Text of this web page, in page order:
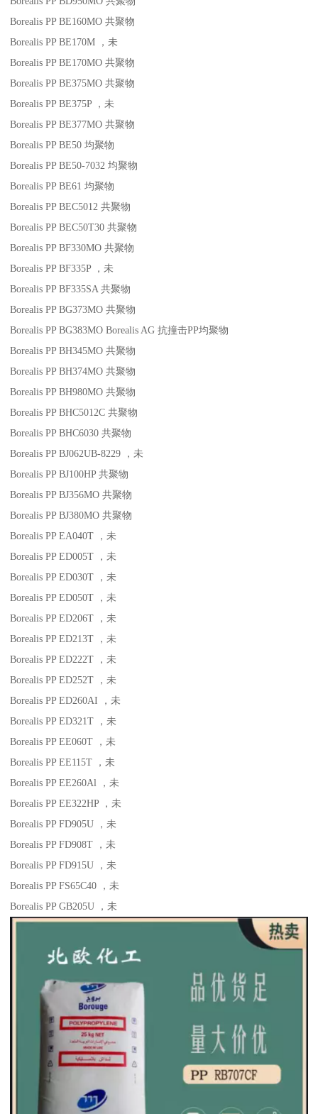
Borealis PP BE160MO 共聚物
Borealis PP BE170M
，未
Borealis PP BE170MO 共聚物
Borealis PP BE375MO 共聚物
Borealis PP BE375P
，未
Borealis PP BE377MO 共聚物
Borealis PP BE50 均聚物
Borealis PP BE50-7032 均聚物
Borealis PP BE61 均聚物
Borealis PP BEC5012 共聚物
Borealis PP BEC50T30 共聚物
Borealis PP BF330MO 共聚物
Borealis PP BF335P
，未
Borealis PP BF335SA 共聚物
Borealis PP BG373MO 共聚物
Borealis PP BG383MO Borealis AG 抗撞击PP均聚物
Borealis PP BH345MO 共聚物
Borealis PP BH374MO 共聚物
Borealis PP BH980MO 共聚物
Borealis PP BHC5012C 共聚物
Borealis PP BHC6030 共聚物
Borealis PP BJ062UB-8229
，未
Borealis PP BJ100HP 共聚物
Borealis PP BJ356MO 共聚物
Borealis PP BJ380MO 共聚物
Borealis PP EA040T
，未
Borealis PP ED005T
，未
Borealis PP ED030T
，未
Borealis PP ED050T
，未
Borealis PP ED206T
，未
Borealis PP ED213T
，未
Borealis PP ED222T
，未
Borealis PP ED252T
，未
Borealis PP ED260AI
，未
Borealis PP ED321T
，未
Borealis PP EE060T
，未
Borealis PP EE115T
，未
Borealis PP EE260Al
，未
Borealis PP EE322HP
，未
Borealis PP FD905U
，未
Borealis PP FD908T
，未
Borealis PP FD915U
，未
Borealis PP FS65C40
，未
Borealis PP GB205U
，未